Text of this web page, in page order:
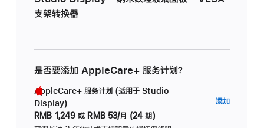
支架转换器
是否要添加 AppleCare+ 服务计划？
AppleCare+ 服务计划 (适用于 Studio
Display)
RMB 1,249 或 RMB 53/月 (24 期)
添加